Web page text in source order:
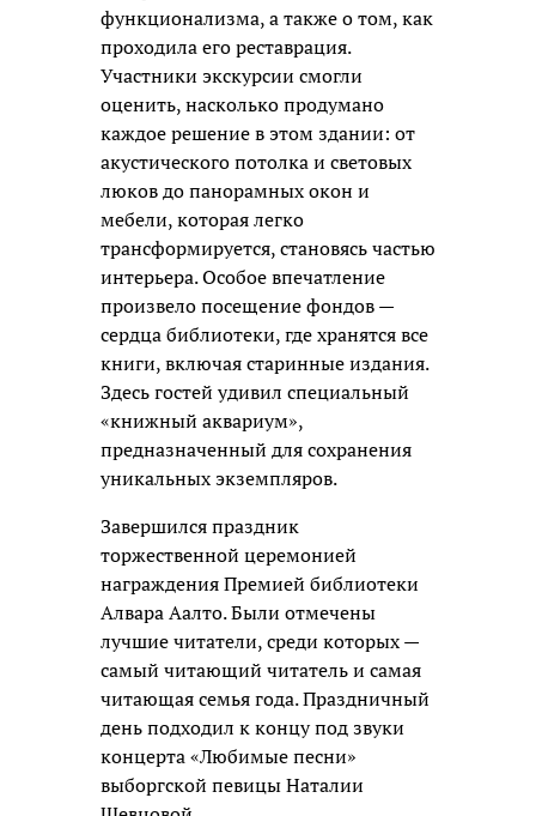
функционализма, а также о том, как
проходила его реставрация.
Участники экскурсии смогли
оценить, насколько продумано
каждое решение в этом здании: от
акустического потолка и световых
люков до панорамных окон и
мебели, которая легко
трансформируется, становясь частью
интерьера. Особое впечатление
произвело посещение фондов —
сердца библиотеки, где хранятся все
книги, включая старинные издания.
Здесь гостей удивил специальный
«книжный аквариум»,
предназначенный для сохранения
уникальных экземпляров.
Завершился праздник
торжественной церемонией
награждения Премией библиотеки
Алвара Аалто. Были отмечены
лучшие читатели, среди которых —
самый читающий читатель и самая
читающая семья года. Праздничный
день подходил к концу под звуки
концерта «Любимые песни»
выборгской певицы Наталии